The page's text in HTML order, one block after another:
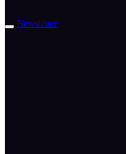
Newsletter